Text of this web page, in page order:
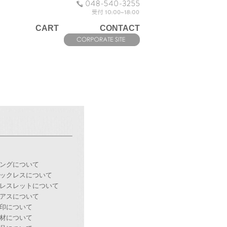
CONTACT
CART
グについて
クレスについて
スレットについて
スについて
について
について